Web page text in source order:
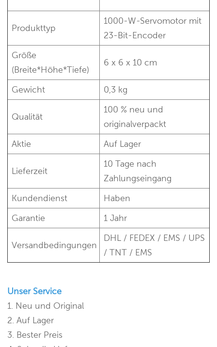
Produkttyp
1000-W-Servomotor mit
23-Bit-Encoder
Größe
(Breite*Höhe*Tiefe)
6 x 6 x 10 cm
Gewicht 0,3 kg
Qualität
100 % neu und
originalverpackt
Aktie
Auf Lager
Lieferzeit
10 Tage nach
Zahlungseingang
Kundendienst
Haben
Garantie
1 Jahr
Versandbedingungen
DHL / FEDEX / EMS / UPS
/ TNT / EMS
Unser Service
1. Neu und Original
2. Auf Lager
3. Bester Preis